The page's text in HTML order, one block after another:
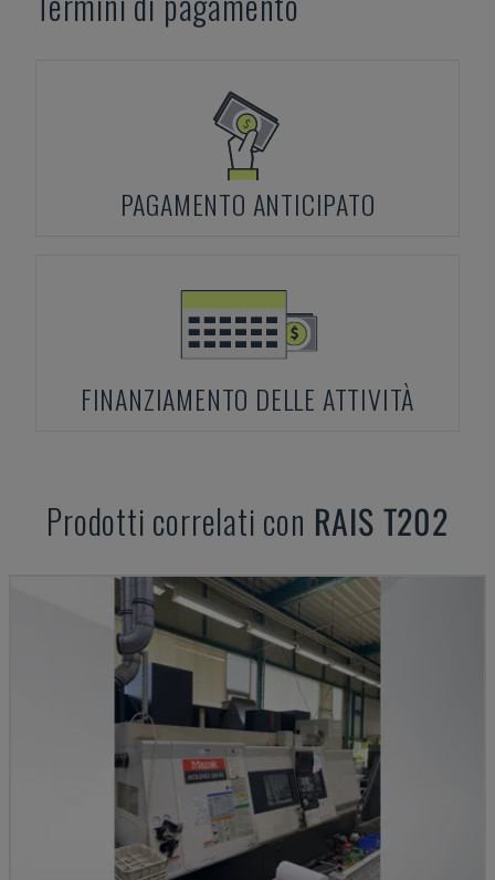
PAGAMENTO ANTICIPATO
FINANZIAMENTO DELLE ATTIVITÀ
Prodotti correlati con RAIS T202